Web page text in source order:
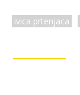
ivica prtenjaca